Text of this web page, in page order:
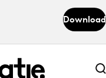
Download
Abonneer nu
Abonneer nu